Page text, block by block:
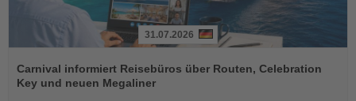
Sie
die
Nachrichten
31.07.2026
Carnival informiert Reisebüros über Routen, Celebration
Key und neuen Megaliner